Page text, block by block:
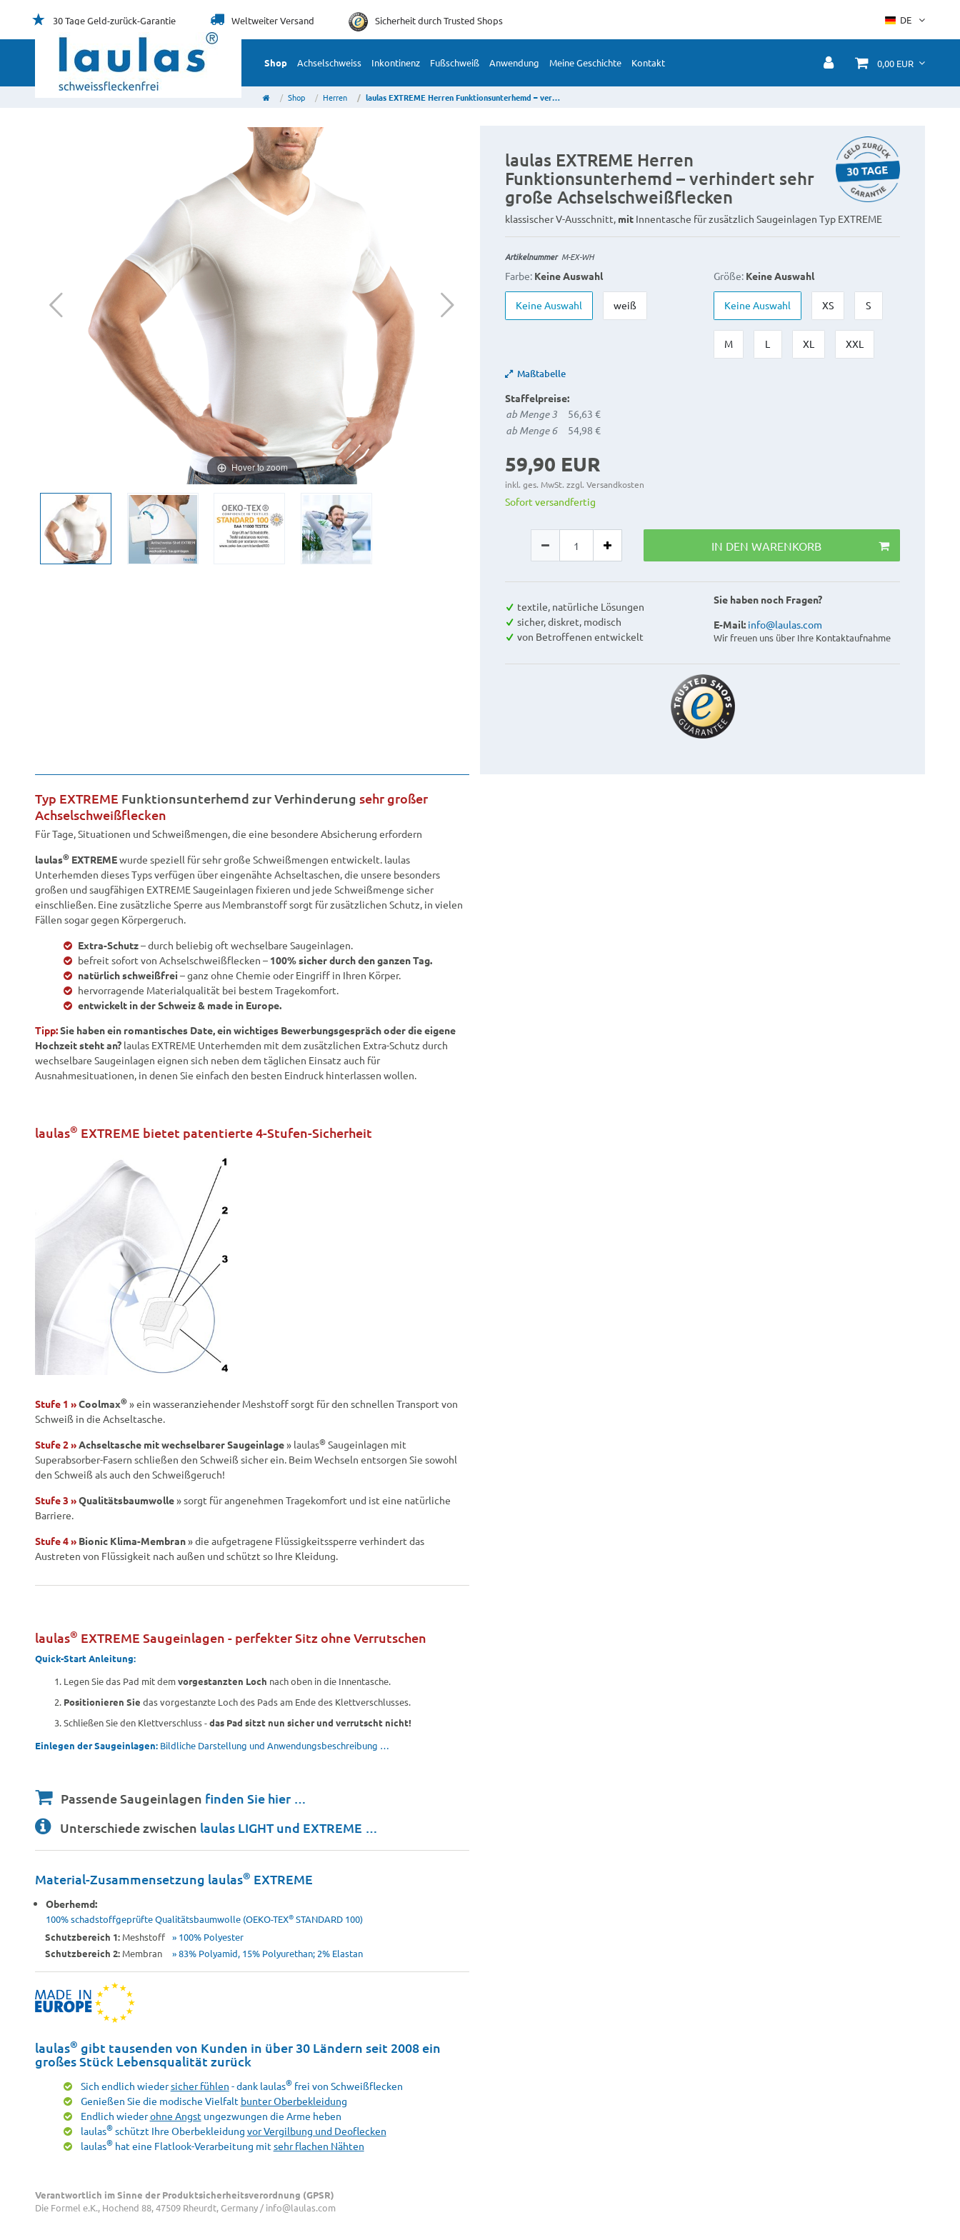
30 TageGeld-zurück-Garantie WeltweiterVersand Sicherheit durchTrusted Shops DE
Shop Achselschweiss Inkontinenz Fußschweiß Anwendung Meine Geschichte Kontakt 0,00 EUR
Shop Herren laulas EXTREME Herren Funktionsunterhemd – verhindert sehr große Achselschweißflecken
Hover to zoom
laulas EXTREME Herren
Funktionsunterhemd – verhindert sehr
große Achselschweißflecken
klassischer V-Ausschnitt, mitInnentasche für zusätzlich Saugeinlagen Typ EXTREME
Artikelnummer M-EX-WH
Farbe: Keine Auswahl
Keine Auswahl weiß
Größe: Keine Auswahl
Keine Auswahl XS S
M L XL XXL
Maßtabelle
Staffelpreise:
ab Menge 3 56,63 €
ab Menge 6 54,98 €
59,90 EUR
inkl. ges. MwSt. zzgl. Versandkosten
Sofort versandfertig
IN DEN WARENKORB
textile, natürliche Lösungen
sicher, diskret, modisch
von Betroffenen entwickelt
Sie haben noch Fragen?
E-Mail: info@laulas.com
Wir freuen uns über Ihre Kontaktaufnahme
Typ EXTREME Funktionsunterhemd zur Verhinderung sehr großer
Achselschweißflecken
Für Tage, Situationen und Schweißmengen, die eine besondere Absicherung erfordern
laulas®EXTREMEwurde speziell für sehr große Schweißmengen entwickelt. laulas
Unterhemden dieses Typs verfügen über eingenähte Achseltaschen, die unsere besonders
großen und saugfähigen EXTREME Saugeinlagen fixieren und jede Schweißmenge sicher
einschließen. Eine zusätzliche Sperre aus Membranstoff sorgt für zusätzlichen Schutz, in vielen
Fällen sogar gegen Körpergeruch.
Extra-Schutz– durch beliebig oft wechselbare Saugeinlagen.
befreit sofort von Achselschweißflecken – 100% sicher durch den ganzen Tag.
natürlich schweißfrei – ganz ohne Chemie oder Eingriff in Ihren Körper.
hervorragende Materialqualität bei bestem Tragekomfort.
entwickelt in der Schweiz & made in Europe.
Tipp:Sie haben ein romantisches Date, ein wichtiges Bewerbungsgespräch oder die eigene
Hochzeit steht an?laulas EXTREME Unterhemden mit dem zusätzlichen Extra-Schutz durch
wechselbare Saugeinlagen eignen sich neben dem täglichen Einsatz auch für
Ausnahmesituationen, in denen Sie einfach den besten Eindruck hinterlassen wollen.
laulas® EXTREME bietet patentierte 4-Stufen-Sicherheit
Stufe 1 »Coolmax®» ein wasseranziehender Meshstoff sorgt für den schnellen Transport von
Schweiß in die Achseltasche.
Stufe 2 »Achseltasche mit wechselbarer Saugeinlage» laulas®Saugeinlagen mit
Superabsorber-Fasern schließen den Schweiß sicher ein. Beim Wechseln entsorgen Sie sowohl
den Schweiß als auch den Schweißgeruch!
Stufe 3 »Qualitätsbaumwolle» sorgt für angenehmen Tragekomfort und ist eine natürliche
Barriere.
Stufe 4 » Bionic Klima-Membran» die aufgetragene Flüssigkeitssperre verhindert das
Austreten von Flüssigkeit nach außen und schützt so Ihre Kleidung.
laulas® EXTREME Saugeinlagen - perfekter Sitz ohne Verrutschen
Quick-Start Anleitung:
Legen Sie das Pad mit demvorgestanzten Loch nach oben in die Innentasche.
Positionieren Sie das vorgestanzte Loch des Pads am Ende des Klettverschlusses.
Schließen Sie den Klettverschluss -das Pad sitzt nun sicher und verrutscht nicht!
Einlegen der Saugeinlagen: Bildliche Darstellung und Anwendungsbeschreibung …
Passende Saugeinlagen finden Sie hier …
Unterschiede zwischen laulas LIGHT und EXTREME …
Material-Zusammensetzung laulas® EXTREME
Oberhemd:
100% schadstoffgeprüfte Qualitätsbaumwolle (OEKO-TEX®STANDARD 100)
Schutzbereich 1:Meshstoff
» 100% Polyester
Schutzbereich 2:Membran » 83% Polyamid, 15% Polyurethan; 2% Elastan
laulas® gibt tausenden von Kunden in über 30 Ländern seit 2008 ein
großes Stück Lebensqualität zurück
Sich endlich wiedersicher fühlen - dank laulas®frei von Schweißflecken
Genießen Sie die modische Vielfalt bunter Oberbekleidung
Endlich wiederohne Angst ungezwungen die Arme heben
laulas®schützt Ihre Oberbekleidung vor Vergilbung und Deoflecken
laulas®hat eine Flatlook-Verarbeitung mit sehr flachen Nähten
Verantwortlich im Sinne der Produktsicherheitsverordnung (GPSR)
Die Formel e.K., Hochend 88, 47509 Rheurdt, Germany / info@laulas.com